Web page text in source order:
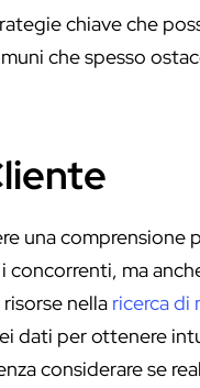
chiave che
che spesso
una comprensione
ma
nella ricerca di
dati per ottenere
considerare se